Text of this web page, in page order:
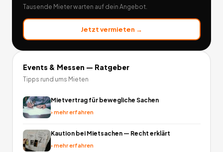
Tausende Mieter warten auf dein Angebot.
Jetzt vermieten →
Events & Messen — Ratgeber
Tipps rund ums Mieten
Mietvertrag für bewegliche Sachen
›mehr erfahren
Kaution bei Mietsachen — Recht erklärt
›mehr erfahren